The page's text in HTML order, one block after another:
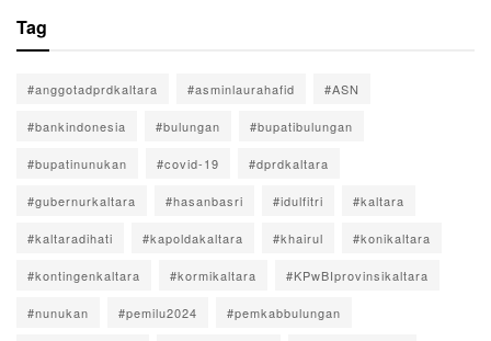
Tag
#anggotadprdkaltara #asminlaurahafid #ASN
#bankindonesia #bulungan #bupatibulungan
#bupatinunukan #covid-19 #dprdkaltara
#gubernurkaltara #hasanbasri #idulfitri #kaltara
#kaltaradihati #kapoldakaltara #khairul #konikaltara
#kontingenkaltara #kormikaltara #KPwBIprovinsikaltara
#nunukan #pemilu2024 #pemkabbulungan